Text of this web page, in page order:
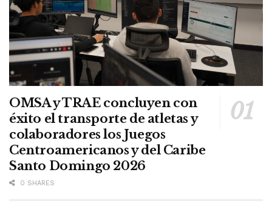
OMSA y TRAE concluyen con
éxito el transporte de atletas y
colaboradores los Juegos
Centroamericanos y del Caribe
Santo Domingo 2026
0 SHARES